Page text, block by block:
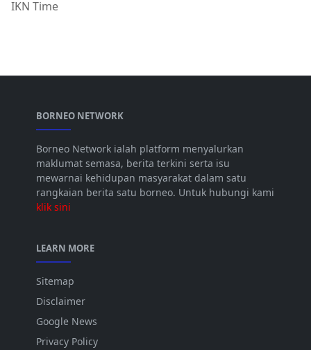
IKN Time
BORNEO NETWORK
Borneo Network ialah platform menyalurkan
maklumat semasa, berita terkini serta isu
mewarnai kehidupan masyarakat dalam satu
rangkaian berita satu borneo. Untuk hubungi kami
klik sini
LEARN MORE
Sitemap
Disclaimer
Google News
Privacy Policy